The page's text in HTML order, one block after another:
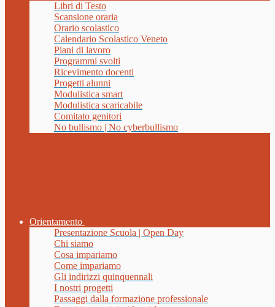
Libri di Testo
Scansione oraria
Orario scolastico
Calendario Scolastico Veneto
Piani di lavoro
Programmi svolti
Ricevimento docenti
Progetti alunni
Modulistica smart
Modulistica scaricabile
Comitato genitori
No bullismo | No cyberbullismo
Orientamento
Presentazione Scuola | Open Day
Chi siamo
Cosa impariamo
Come impariamo
Gli indirizzi quinquennali
I nostri progetti
Passaggi dalla formazione professionale